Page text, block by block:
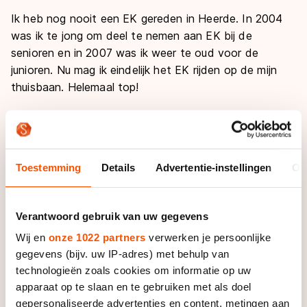
Toestemming Details Advertentie-instellingen
Verantwoord gebruik van uw gegevens
Wij en onze 1022 partners verwerken je persoonlijke
gegevens (bijv. uw IP-adres) met behulp van
technologieën zoals cookies om informatie op uw
apparaat op te slaan en te gebruiken met als doel
gepersonaliseerde advertenties en content, metingen aan
Ik heb nog nooit een EK gereden in Heerde. In 2004
was ik te jong om deel te nemen aan EK bij de
senioren en in 2007 was ik weer te oud voor de
junioren. Nu mag ik eindelijk het EK rijden op de mijn
thuisbaan. Helemaal top!
Het hele jaar denk ik al aan het EK in eigen land en
ben ik hard aan het trainen en afzien. Op winterse
half zeven drie uur op de fiets om maar fit te worden.
Vooral om karakter op te doen en hard te worden!
getraind.
Samen met Elma de Vries verdwaald zijn op het
militaire terrein in Havelte. Kilometers ploeteren door
het zand. Zijn we er al? Wanneer komt er een normaal